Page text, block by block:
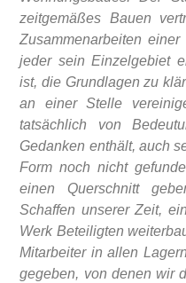
zeitgemäßes Bauen
Zusammenarbeiten
jeder sein Einzelgebiet
ist, die Grundlagen zu
an einer Stelle
tatsächlich von
Gedanken enthält, auch
Form noch nicht
einen Querschnitt
Schaffen unserer Zeit,
Werk Beteiligten
Mitarbeiter in allen
gegeben, von denen wir